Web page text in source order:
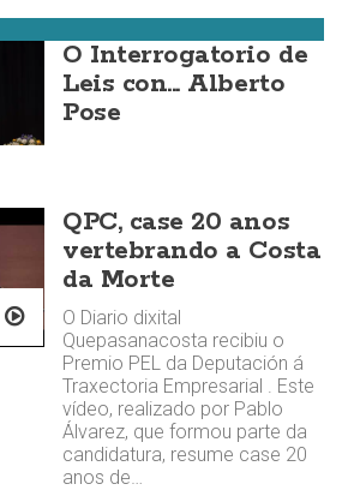
O Interrogatorio de
Leis con... Alberto
Pose
QPC, case 20 anos
vertebrando a Costa
da Morte
O Diario dixital
Quepasanacosta recibiu o
Premio PEL da Deputación á
Traxectoria Empresarial . Este
vídeo, realizado por Pablo
Álvarez, que formou parte da
candidatura, resume case 20
anos de…